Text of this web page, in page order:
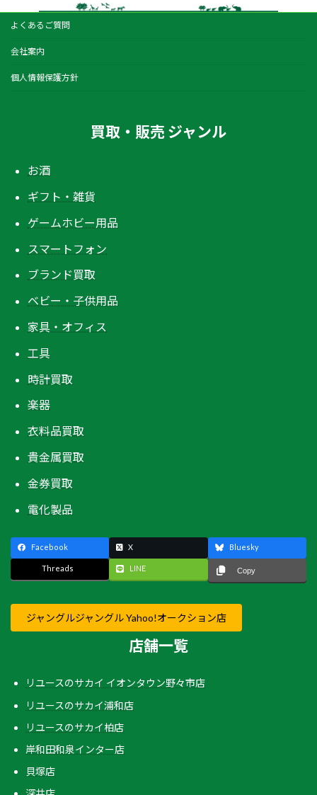
よくあるご質問
会社案内
個人情報保護方針
買取・販売 ジャンル
お酒
ギフト・雑貨
ゲームホビー用品
スマートフォン
ブランド買取
ベビー・子供用品
家具・オフィス
工具
時計買取
楽器
衣料品買取
貴金属買取
金券買取
電化製品
Facebook X Bluesky
Threads LINE Copy
ジャングルジャングル Yahoo!オークション店
店舗一覧
リユースのサカイ イオンタウン野々市店
リユースのサカイ浦和店
リユースのサカイ柏店
岸和田和泉インター店
貝塚店